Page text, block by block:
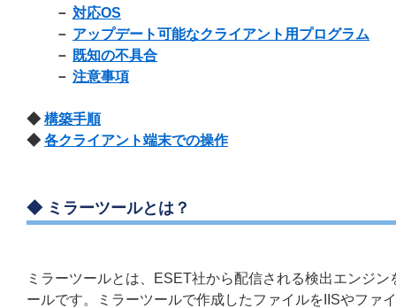
－ 対応OS
－ アップデート可能なクライアント用プログラム
－ 既知の不具合
－ 注意事項
◆ 構築手順
◆ 各クライアント端末での操作
◆ ミラーツールとは？
ミラーツールとは、ESET社から配信される検出エンジ
ールです。ミラーツールで作成したファイルをIISやファ